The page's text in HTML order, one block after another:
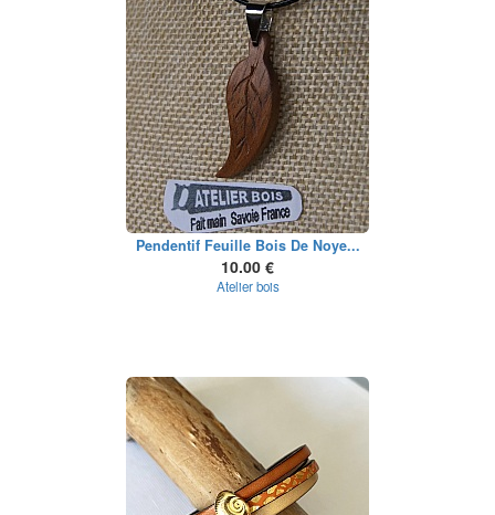
Pendentif Feuille Bois De Noye...
10.00 €
Atelier bois